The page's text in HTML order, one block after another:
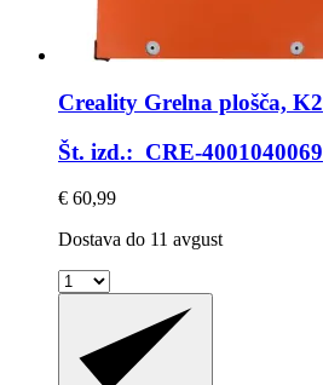
Creality Grelna plošča, K2
Št. izd.: CRE-4001040069
€ 60,99
Dostava do 11 avgust